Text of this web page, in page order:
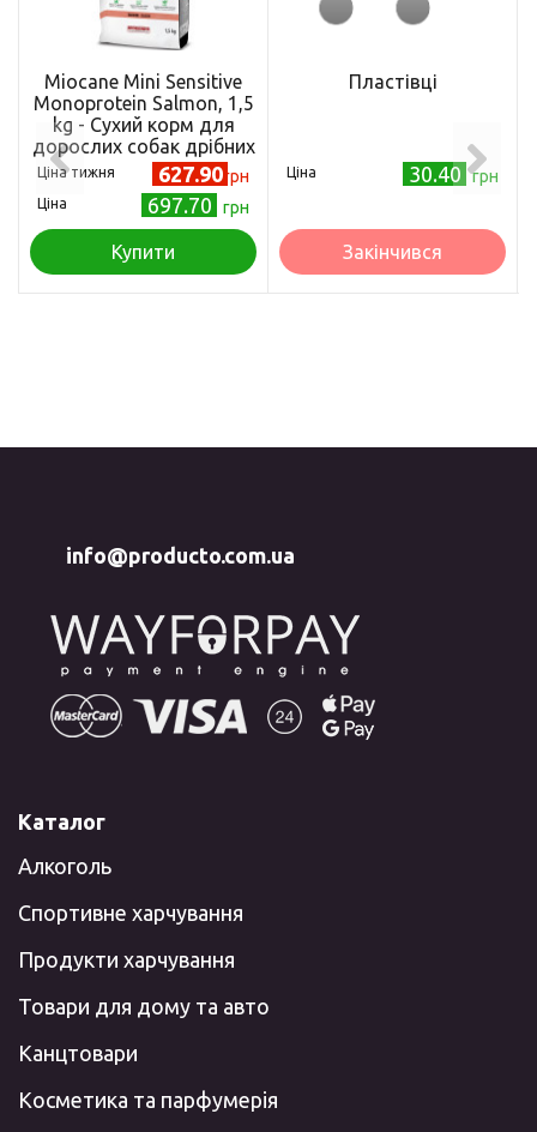
Miocane Mini Sensitive
Monoprotein Salmon, 1,5
kg - Сухий корм для
дорослих собак дрібних
порід з чутливим
травленням, з лососем,
1,5 кг
Ціна тижня 627.90 грн
Ціна 697.70 грн
Купити
Пластівці
Ціна 30.40 грн
Закінчився
info@producto.com.ua
Каталог
Алкоголь
Спортивне харчування
Продукти харчування
Товари для дому та авто
Канцтовари
Косметика та парфумерія